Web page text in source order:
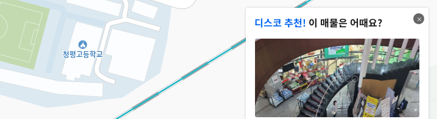
디스코 추천! 이 매물은 어때요?